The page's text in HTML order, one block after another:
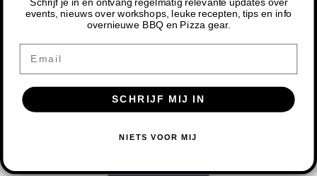
MIJN ACCOUNT
THEME BY SHOPMONKEY
DOOR HET GEBRUIKEN VAN ONZE WEBSITE, GA JE
AKKOORD MET HET GEBRUIK VAN COOKIES OM ONZE
DIT BERICHT VERBERGEN
events, nieuws over workshops, leuke recepten, tips en info
overnieuwe BBQ en Pizza gear.
Email
SCHRIJF MIJ IN
NIETS VOOR MIJ